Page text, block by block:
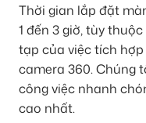
Thời gian lắp đặt
1 đến 3 giờ, tùy
tạp của việc tích
camera 360. Chúng
công việc nhanh
cao nhất.